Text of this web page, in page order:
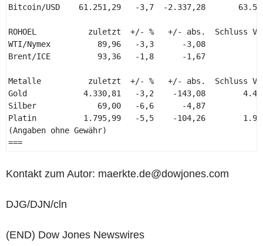
Bitcoin/USD    61.251,29   -3,7  -2.337,28
ROHOEL           zuletzt  +/- %   +/- abs.  Schluss
WTI/Nymex          89,96   -3,3      -3,08
Brent/ICE          93,36   -1,8      -1,67
Metalle          zuletzt  +/- %   +/- abs.  Schluss
Gold            4.330,81   -3,2    -143,08
Silber             69,00   -6,6      -4,87
Platin          1.795,99   -5,5    -104,26
(Angaben ohne Gewähr)
===
Kontakt zum Autor: maerkte.de@dowjones.com
DJG/DJN/cln
(END) Dow Jones Newswires